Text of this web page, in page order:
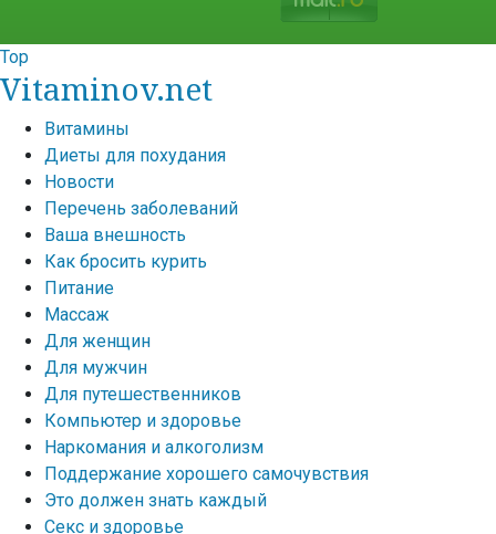
Top
Vitaminov.net
Витамины
Диеты для похудания
Новости
Перечень заболеваний
Ваша внешность
Как бросить курить
Питание
Массаж
Для женщин
Для мужчин
Для путешественников
Компьютер и здоровье
Наркомания и алкоголизм
Поддержание хорошего самочувствия
Это должен знать каждый
Секс и здоровье